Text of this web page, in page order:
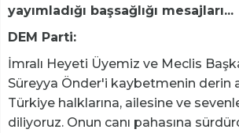
yayımladığı başsağlığı mesajları...
DEM Parti:
İmralı Heyeti Üyemiz ve Meclis
Süreyya Önder'i kaybetmenin derin
Türkiye halklarına, ailesine ve
diliyoruz. Onun canı pahasına